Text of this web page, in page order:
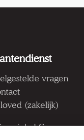
vragen
(zakelijk)
Groep vzw